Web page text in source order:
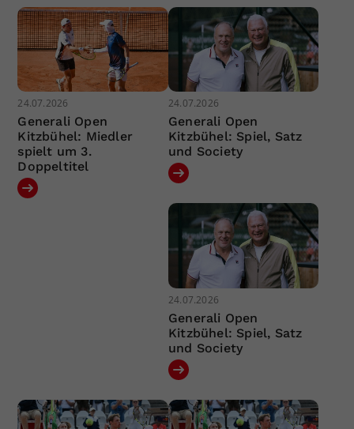
24.07.2026
Generali Open
Kitzbühel: Miedler
spielt um 3.
Doppeltitel
24.07.2026
Generali Open
Kitzbühel: Spiel, Satz
und Society
24.07.2026
Generali Open
Kitzbühel: Spiel, Satz
und Society